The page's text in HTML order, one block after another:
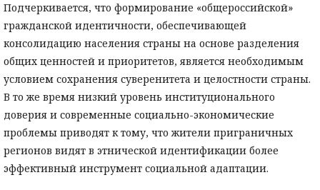
Подчеркивается, что формирование «общероссийской»
гражданской идентичности, обеспечивающей
консолидацию населения страны на основе разделения
общих ценностей и приоритетов, является необходимым
условием сохранения суверенитета и целостности страны.
В то же время низкий уровень институционального
доверия и современные социально-экономические
проблемы приводят к тому, что жители приграничных
регионов видят в этнической идентификации более
эффективный инструмент социальной адаптации.